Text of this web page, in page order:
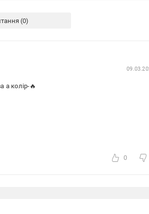
а колір-🔥
0